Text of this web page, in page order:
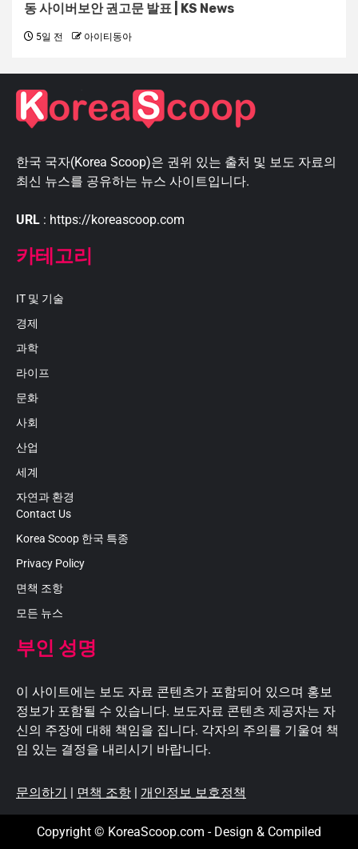
동 사이버보안 권고문 발표 | KS News
5일 전 아이티동아
한국 국자(Korea Scoop)은 권위 있는 출처 및 보도 자료의
최신 뉴스를 공유하는 뉴스 사이트입니다.
URL : https://koreascoop.com
카테고리
IT 및 기술
경제
과학
라이프
문화
사회
산업
세계
자연과 환경
Contact Us
Korea Scoop 한국 특종
Privacy Policy
면책 조항
모든 뉴스
부인 성명
이 사이트에는 보도 자료 콘텐츠가 포함되어 있으며 홍보
정보가 포함될 수 있습니다. 보도자료 콘텐츠 제공자는 자
신의 주장에 대해 책임을 집니다. 각자의 주의를 기울여 책
임 있는 결정을 내리시기 바랍니다.
문의하기 면책 조항 개인정보 보호정책
Copyright © KoreaScoop.com - Design & Compiled